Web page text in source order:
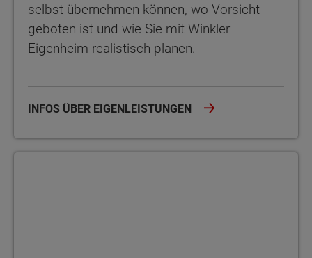
selbst übernehmen können, wo Vorsicht
geboten ist und wie Sie mit Winkler
Eigenheim realistisch planen.
INFOS ÜBER EIGENLEISTUNGEN